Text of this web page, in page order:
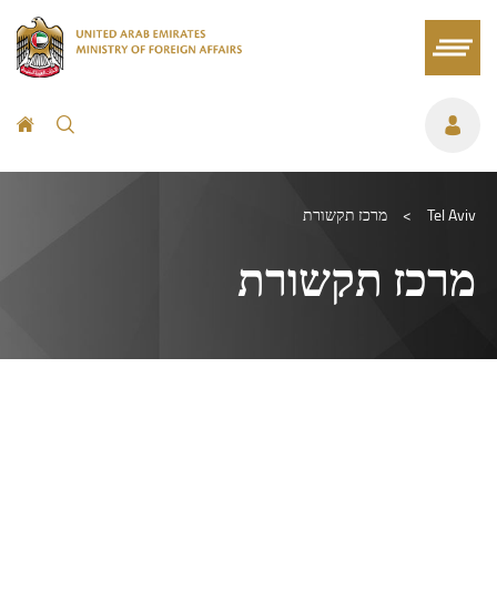
Tel Aviv
> מרכז תקשורת
מרכז תקשורת